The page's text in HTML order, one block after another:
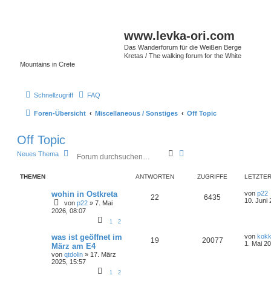
www.levka-ori.com
Das Wanderforum für die Weißen Berge
Kretas / The walking forum for the White
Mountains in Crete
Schnellzugriff FAQ
Foren-Übersicht Miscellaneous / Sonstiges Off Topic
Off Topic
Neues Thema
S
THEMEN ANTWORTEN ZUGRIFFE
wohin in Ostkreta
von p22 » 7. Mai
2026, 08:07
1 2
22 6435 von p22
10. Juni
was ist geöffnet im
März am E4
von qtdolin » 17. März
2025, 15:57
1 2
19 20077 von
1. Mai